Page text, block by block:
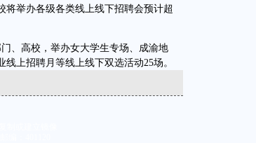
将举办各级各类线上线下招聘会预计超
、高校，举办女大学生专场、成渝地
上招聘月等线上线下双选活动25场。